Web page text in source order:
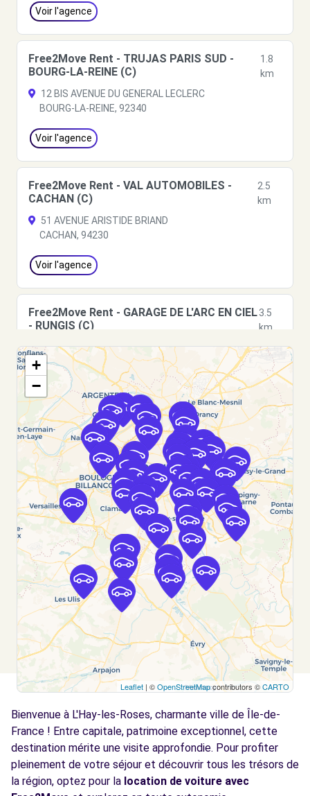
Voir l'agence
Free2Move Rent - TRUJAS PARIS SUD -
BOURG-LA-REINE (C)
1.8
km
12 BIS AVENUE DU GENERAL LECLERC
BOURG-LA-REINE, 92340
Voir l'agence
Free2Move Rent - VAL AUTOMOBILES -
CACHAN (C)
2.5
km
51 AVENUE ARISTIDE BRIAND
CACHAN, 94230
Voir l'agence
Free2Move Rent - GARAGE DE L'ARC EN CIEL
- RUNGIS (C)
3.5
km
21 RUE NOTRE DAME
RUNGIS, 94150
Voir l'agence
Free2Move Rent - GENTILLY AUTOROUTES -
GENTILLY (C)
4.0
km
57 AVENUE RASPAIL
GENTILLY, 94250
Voir l'agence
Free2Move Rent - FONTENAY AUTOMOBILES
- FONTENAY-AUX-ROSES (C)
4.3
km
98 RUE BOUCICAUT
FONTENAY-AUX-ROSES, 92260
Voir l'agence
Free2Move Rent - GARAGE JEAN JAURES -
4.9
km
58 AVENUE JEAN JAURES
VITRY SUR SEINE, 94400
+
−
Leaflet | ©OpenStreetMapcontributors ©CARTO
Bienvenue à L'Hay-les-Roses, charmante ville de Île-de-
France ! Entre capitale, patrimoine exceptionnel, cette
destination mérite une visite approfondie. Pour profiter
pleinement de votre séjour et découvrir tous les trésors de
la région, optez pour la location de voiture avec